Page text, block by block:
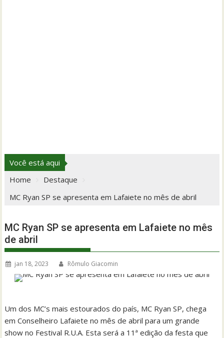
Você está aqui
Home
Destaque
MC Ryan SP se apresenta em Lafaiete no mês de abril
MC Ryan SP se apresenta em Lafaiete no mês
de abril
jan 18, 2023 Rômulo Giacomin
Um dos MC’s mais estourados do país, MC Ryan SP, chega
em Conselheiro Lafaiete no mês de abril para um grande
show no Festival R.U.A. Esta será a 11ª edição da festa que